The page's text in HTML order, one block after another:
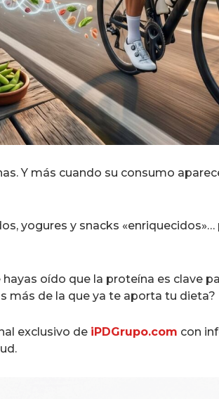
Y más cuando su consumo
yogures y snacks
oído que la proteína es clave
más de la que ya te aporta tu dieta?
exclusivo de iPDGrupo.com con